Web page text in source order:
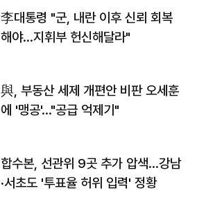
李대통령 "군, 내란 이후 신뢰 회복
해야…지휘부 헌신해달라"
與, 부동산 세제 개편안 비판 오세훈
에 '맹공'…"공급 억제기"
합수본, 선관위 9곳 추가 압색…강남
·서초도 '투표율 허위 입력' 정황